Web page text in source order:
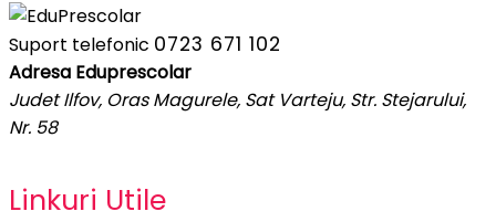
Suport telefonic 0723 671 102
Adresa Eduprescolar
Judet Ilfov, Oras Magurele, Sat Varteju, Str. Stejarului,
Nr. 58
Linkuri Utile